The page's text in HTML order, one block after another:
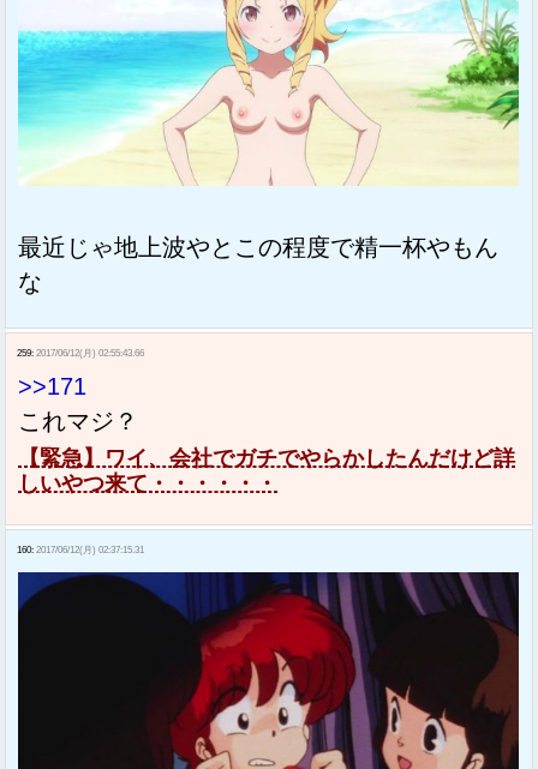
最近じゃ地上波やとこの程度で精一杯やもん
な
259: 2017/06/12(月) 02:55:43.66
>>171
これマジ？
【緊急】ワイ、会社でガチでやらかしたんだけど詳
しいやつ来て・・・・・・
160: 2017/06/12(月) 02:37:15.31